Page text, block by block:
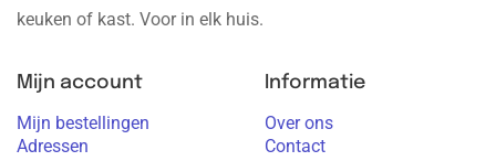
keuken of kast. Voor in elk huis.
Mijn account
Mijn bestellingen
Adressen
Informatie
Over ons
Contact